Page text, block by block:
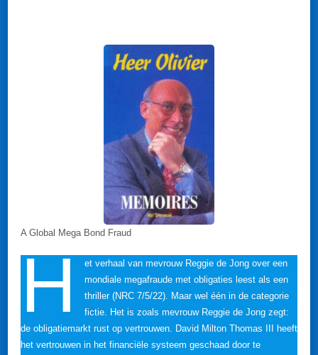
A Global Mega Bond Fraud
H
et verhaal van mevrouw Reggie de Jong over een
mondiale megafraude met obligaties leest als een
thriller (NRC 7/5/22). Maar wel één in de categorie
fictie. Het is zoals mevrouw Reggie de Jong zegt:
de obligatiemarkt rust op vertrouwen. David Milton Thomas III heeft
het vertrouwen in het financiële systeem geschaad door te